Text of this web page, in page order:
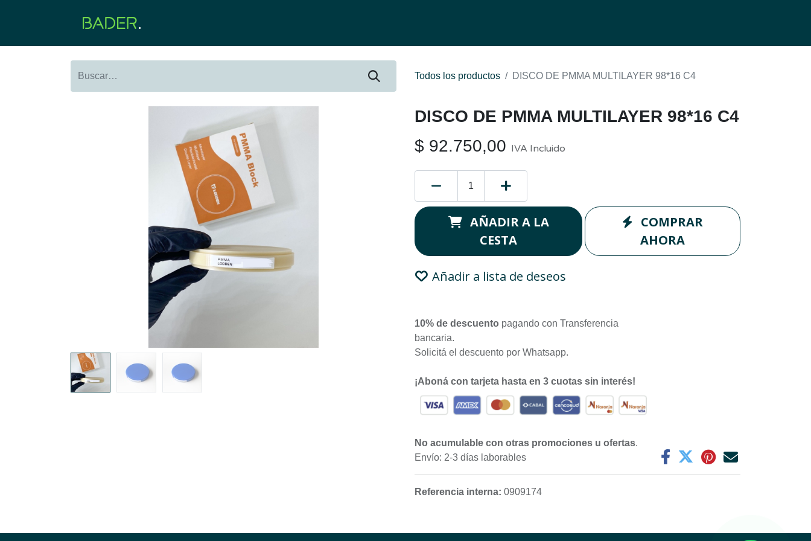
Todos los productos DISCO DE PMMA MULTILAYER 98*16 C4
DISCO DE PMMA MULTILAYER 98*16 C4
$ 92.750,00 IVA Incluido
AÑADIR A LA
CESTA
COMPRAR
AHORA
Añadir a lista de deseos
10% de descuento pagando con Transferencia
bancaria.
Solicitá el descuento por Whatsapp.
¡Aboná con tarjeta hasta en 3 cuotas sin interés!
No acumulable con otras promociones u ofertas.
Envío: 2-3 días laborables
Referencia interna: 0909174